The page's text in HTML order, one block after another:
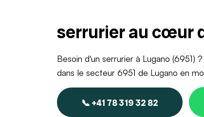
serrurier au cœur
Besoin d'un serrurier à Lugano
dans le secteur 6951 de Lugano en
📞 +41 78 319 32 82